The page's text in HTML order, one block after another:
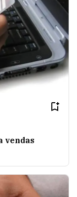
vendas